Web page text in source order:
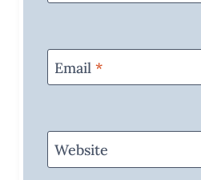
Email *
Website